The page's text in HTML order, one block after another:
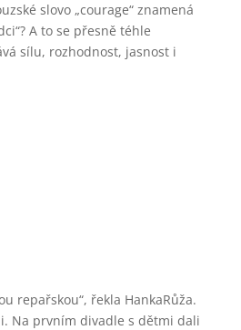
slovo „courage“ znamená
A to se přesně téhle
sílu, rozhodnost, jasnost i
repařskou“, řekla HankaRůža.
Na prvním divadle s dětmi dali